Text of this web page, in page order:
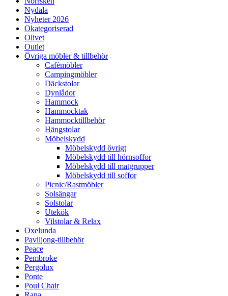
Nydala
Nyheter 2026
Okategoriserad
Olivet
Outlet
Övriga möbler & tillbehör
Cafémöbler
Campingmöbler
Däckstolar
Dynlådor
Hammock
Hammocktak
Hammocktillbehör
Hängstolar
Möbelskydd
Möbelskydd övrigt
Möbelskydd till hörnsoffor
Möbelskydd till matgrupper
Möbelskydd till soffor
Picnic/Rastmöbler
Solsängar
Solstolar
Utekök
Vilstolar & Relax
Oxelunda
Paviljong-tillbehör
Peace
Pembroke
Pergolux
Ponte
Poul Chair